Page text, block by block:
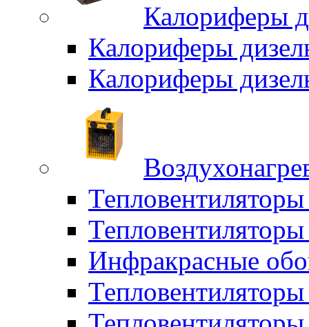
Калориферы
Калориферы
Калориферы
Тепловентиляторы
Инфракрасные